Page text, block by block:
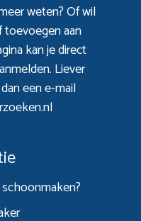
weten? Of wil
aan
kan je direct
Liever
een e-mail